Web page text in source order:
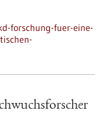
forschung-fuer-eine-